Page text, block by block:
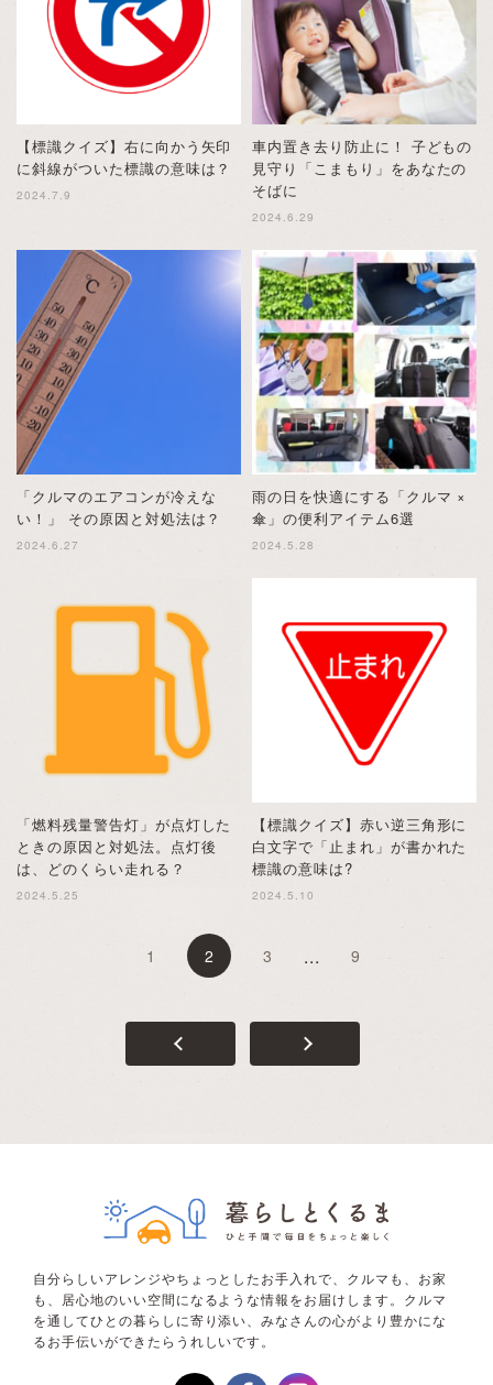
【標識クイズ】右に向かう矢印
に斜線がついた標識の意味は？
2024.7.9
車内置き去り防止に！ 子どもの
見守り「こまもり」をあなたの
そばに
2024.6.29
「クルマのエアコンが冷えな
い！」 その原因と対処法は？
2024.6.27
雨の日を快適にする「クルマ ×
傘」の便利アイテム6選
2024.5.28
「燃料残量警告灯」が点灯した
ときの原因と対処法。点灯後
は、どのくらい走れる？
2024.5.25
【標識クイズ】赤い逆三角形に
白文字で「止まれ」が書かれた
標識の意味は?
2024.5.10
1 2 3 ... 9
自分らしいアレンジやちょっとしたお手入れで、クルマも、お家
も、居心地のいい空間になるような情報をお届けします。クルマ
を通してひとの暮らしに寄り添い、みなさんの心がより豊かにな
るお手伝いができたらうれしいです。